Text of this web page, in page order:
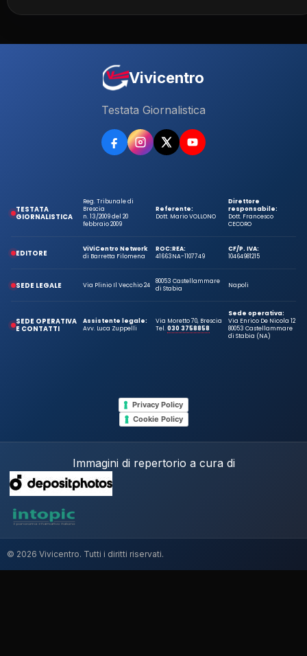
Vivicentro
Testata Giornalistica
TESTATA
GIORNALISTICA
Reg. Tribunale di
Brescia
n. 13/2009 del 20
febbraio 2009
Referente:
Dott. Mario VOLLONO
Direttore
responsabile:
Dott. Francesco
CECORO
EDITORE
ViViCentro Network
di Barretta Filomena
ROC:
41663
REA:
NA-1107749
CF/P. IVA:
10464981215
SEDE LEGALE Via Plinio Il Vecchio 24
80053 Castellammare
di Stabia
Napoli
SEDE OPERATIVA
E CONTATTI
Assistente legale:
Avv. Luca Zuppelli
Via Moretto 70, Brescia
Tel.030 3758858
Sede operativa:
Via Enrico De Nicola 12
80053 Castellammare
di Stabia (NA)
Privacy Policy
Cookie Policy
Immagini di repertorio a cura di
© 2026 Vivicentro. Tutti i diritti riservati.